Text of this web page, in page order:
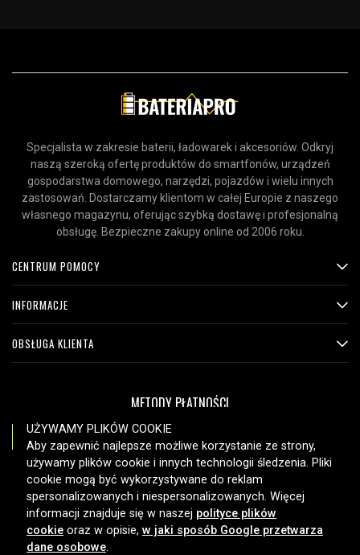
Specjalista w zakresie baterii, ładowarek i akcesoriów. Odkryj
naszą szeroką ofertę produktów do smartfonów, urządzeń
gospodarstwa domowego, narzędzi, pojazdów i wielu innych
zastosowań. Dostarczamy klientom w całej Europie z naszego
własnego magazynu, oferując szybką dostawę i profesjonalną
obsługę. Bezpieczne zakupy online od 2006 roku.
CENTRUM POMOCY
INFORMACJE
OBSŁUGA KLIENTA
METODY PŁATNOŚCI
OPCJE DOSTAWY
UŻYWAMY PLIKÓW COOKIE
Aby zapewnić najlepsze możliwe korzystanie ze strony,
używamy plików cookie i innych technologii śledzenia. Pliki
cookie mogą być wykorzystywane do reklam
spersonalizowanych i niespersonalizowanych. Więcej
informacji znajduje się w naszej polityce plików
cookie oraz w opisie, w jaki sposób Google przetwarza
dane osobowe.